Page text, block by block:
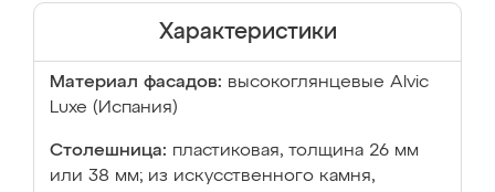
Характеристики
Материал фасадов: высокоглянцевые Аlvic
Luxe (Испания)
Столешница: пластиковая, толщина 26 мм
или 38 мм; из искусственного камня,